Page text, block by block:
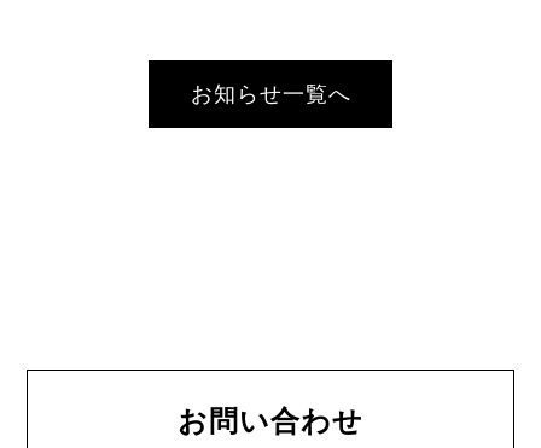
お知らせ一覧へ
お問い合わせ